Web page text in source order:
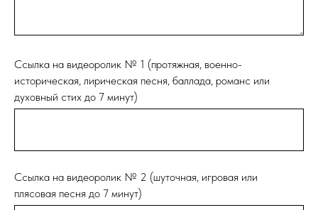
Ссылка на видеоролик № 1 (протяжная, военно-
историческая, лирическая песня, баллада, романс или
духовный стих до 7 минут)
Ссылка на видеоролик № 2 (шуточная, игровая или
плясовая песня до 7 минут)